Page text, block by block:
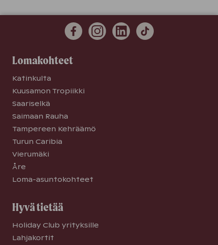
Lomakohteet
Katinkulta
Kuusamon Tropiikki
Saariselkä
Saimaan Rauha
Tampereen Kehräämö
Turun Caribia
Vierumäki
Åre
Loma-asuntokohteet
Hyvä tietää
Holiday Club yrityksille
Lahjakortit